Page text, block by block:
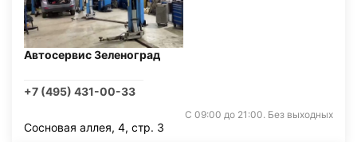
Автосервис Зеленоград
+7 (495) 431-00-33
С 09:00 до 21:00. Без выходных
Сосновая аллея, 4, стр. 3